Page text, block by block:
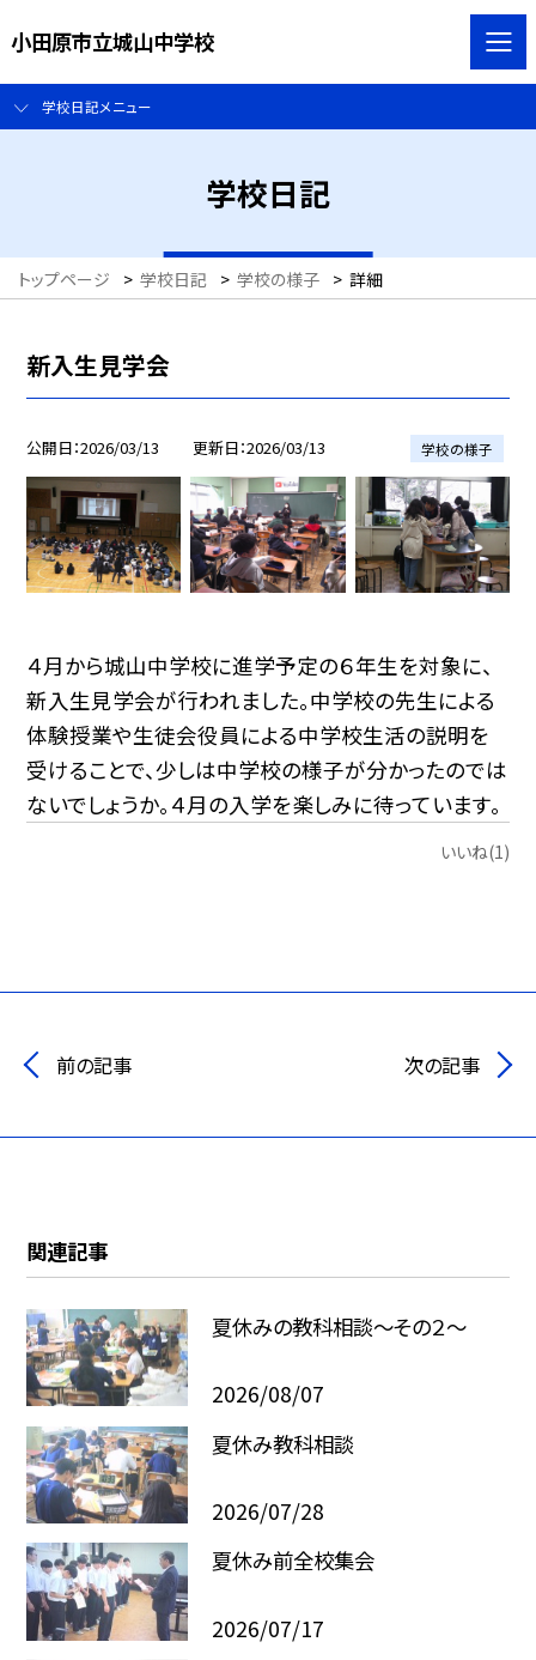
小田原市立城山中学校
学校日記メニュー
学校日記
トップページ > 学校日記 > 学校の様子 > 詳細
新入生見学会
公開日 2026/03/13 更新日 2026/03/13 学校の様子
４月から城山中学校に進学予定の６年生を対象に、
新入生見学会が行われました。中学校の先生による
体験授業や生徒会役員による中学校生活の説明を
受けることで、少しは中学校の様子が分かったのでは
ないでしょうか。４月の入学を楽しみに待っています。
いいね(1)
前の記事 次の記事
関連記事
夏休みの教科相談～その２～
2026/08/07
夏休み教科相談
2026/07/28
夏休み前全校集会
2026/07/17